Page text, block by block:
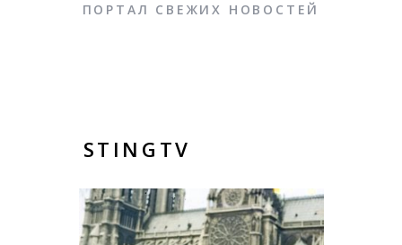
ПОРТАЛ СВЕЖИХ НОВОСТЕЙ
STINGTV